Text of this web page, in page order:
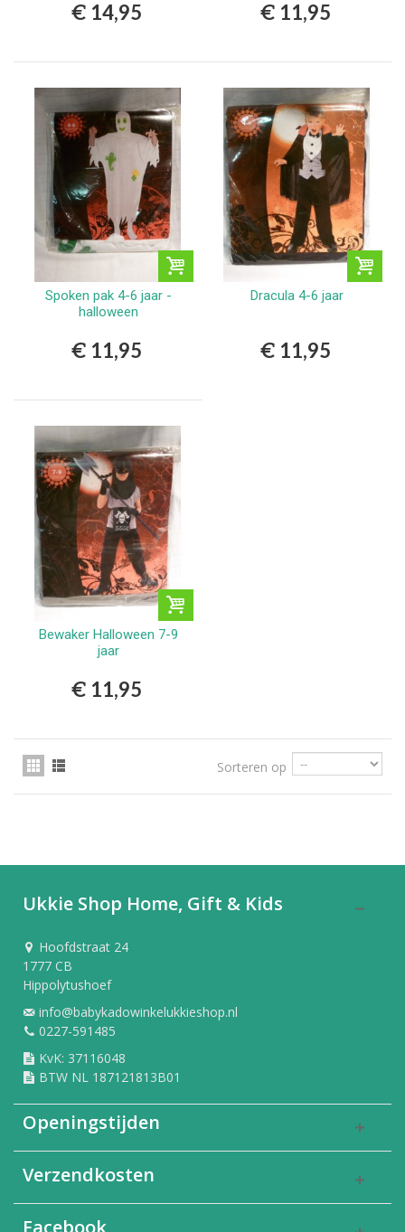
€ 14,95 € 11,95
Spoken pak 4-6 jaar -
halloween
€ 11,95
Dracula 4-6 jaar
€ 11,95
Bewaker Halloween 7-9
jaar
€ 11,95
Sorteren op
Ukkie Shop Home, Gift & Kids
Hoofdstraat 24
1777 CB
Hippolytushoef
info@babykadowinkelukkieshop.nl
0227-591485
KvK: 37116048
BTW NL 187121813B01
Openingstijden
Verzendkosten
Facebook